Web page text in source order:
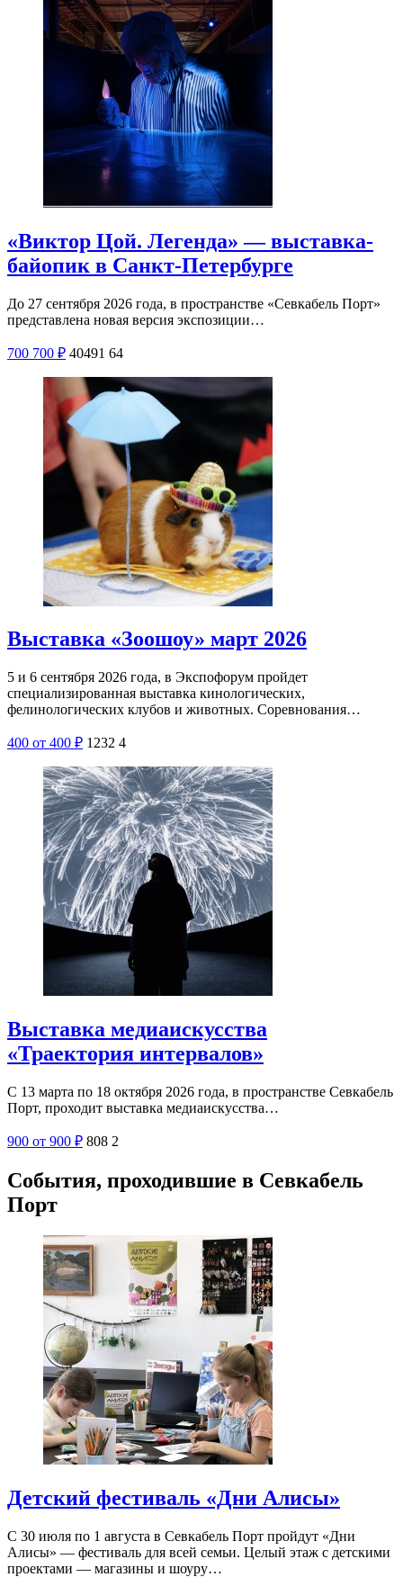
«Виктор Цой. Легенда» — выставка-
байопик в Санкт-Петербурге
До 27 сентября 2026 года, в пространстве «Севкабель Порт»
представлена новая версия экспозиции…
700 700 ₽ 40491 64
Выставка «Зоошоу» март 2026
5 и 6 сентября 2026 года, в Экспофорум пройдет
специализированная выставка кинологических,
фелинологических клубов и животных. Соревнования…
400 от 400 ₽ 1232 4
Выставка медиаискусства
«Траектория интервалов»
С 13 марта по 18 октября 2026 года, в пространстве Севкабель
Порт, проходит выставка медиаискусства…
900 от 900 ₽ 808 2
События, проходившие в Севкабель
Порт
Детский фестиваль «Дни Алисы»
С 30 июля по 1 августа в Севкабель Порт пройдут «Дни
Алисы» — фестиваль для всей семьи. Целый этаж с детскими
проектами — магазины и шоуру…